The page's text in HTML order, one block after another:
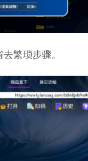
繁琐步骤。